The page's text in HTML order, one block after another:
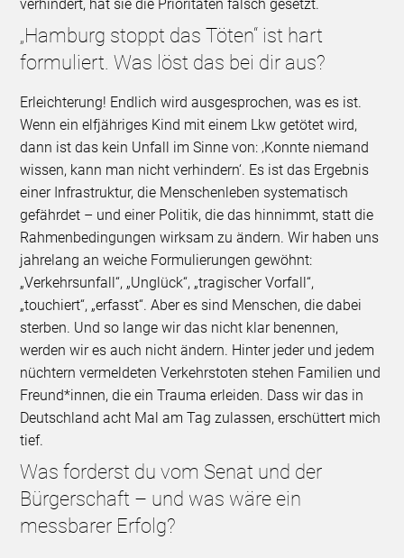
verhindert, hat sie die Prioritäten falsch gesetzt.
„Hamburg stoppt das Töten“ ist hart
formuliert. Was löst das bei dir aus?
Erleichterung! Endlich wird ausgesprochen, was es ist.
Wenn ein elfjähriges Kind mit einem Lkw getötet wird,
dann ist das kein Unfall im Sinne von: ‚Konnte niemand
wissen, kann man nicht verhindern‘. Es ist das Ergebnis
einer Infrastruktur, die Menschenleben systematisch
gefährdet – und einer Politik, die das hinnimmt, statt die
Rahmenbedingungen wirksam zu ändern. Wir haben uns
jahrelang an weiche Formulierungen gewöhnt:
„Verkehrsunfall“, „Unglück“, „tragischer Vorfall“,
„touchiert“, „erfasst“. Aber es sind Menschen, die dabei
sterben. Und so lange wir das nicht klar benennen,
werden wir es auch nicht ändern. Hinter jeder und jedem
nüchtern vermeldeten Verkehrstoten stehen Familien und
Freund*innen, die ein Trauma erleiden. Dass wir das in
Deutschland acht Mal am Tag zulassen, erschüttert mich
tief.
Was forderst du vom Senat und der
Bürgerschaft – und was wäre ein
messbarer Erfolg?